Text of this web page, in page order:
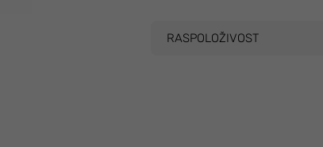
RASPOLOŽIVOST